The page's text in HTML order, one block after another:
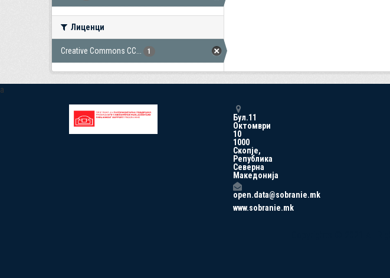
Лиценци
Creative Commons CC... 1
a
Бул.11
Октомври
10
1000
Скопје,
Република
Северна
Македонија
open.data@sobranie.mk
www.sobranie.mk